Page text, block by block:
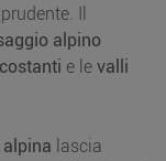
Il
alpino
e le valli
lascia